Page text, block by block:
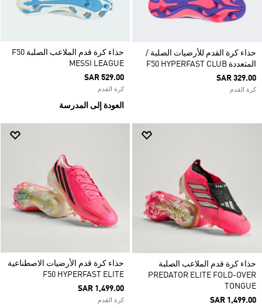
حذاء كرة القدم للأرضيات الصلبة /
المتعددة F50 HYPERFAST CLUB
SAR 329.00
كرة القدم
حذاء كرة قدم الملاعب الصلبة F50
MESSI LEAGUE
SAR 529.00
كرة القدم
العودة إلى المدرسة
حذاء كرة قدم الملاعب الصلبة
PREDATOR ELITE FOLD-OVER
TONGUE
SAR 1,499.00
حذاء كرة قدم الأرضيات الاصطناعية
F50 HYPERFAST ELITE
SAR 1,499.00
كرة القدم